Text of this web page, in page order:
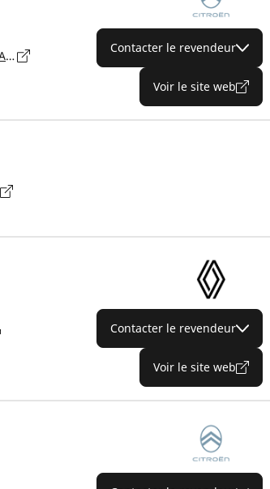
15 Rue Alain Bombard, 29470 PLOUGASTEL-DAOULAS
Contacter le revendeur
Voir le site web
Contacter le revendeur
Voir le site web